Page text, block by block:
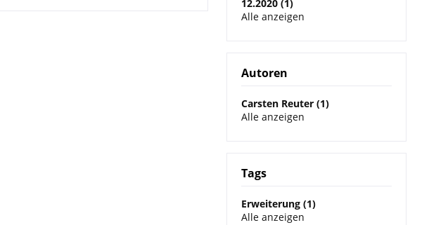
12.2020 (1)
Alle anzeigen
Autoren
Carsten Reuter (1)
Alle anzeigen
Tags
Erweiterung (1)
Alle anzeigen